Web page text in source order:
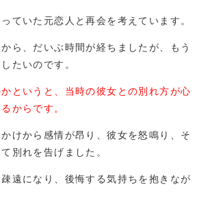
ていた元恋人と再会を考えています。
ら、だいぶ時間が経ちましたが、もう
たいのです。
というと、当時の彼女との別れ方が心
からです。
けから感情が昂り、彼女を怒鳴り、そ
別れを告げました。
遠になり、後悔する気持ちを抱きなが